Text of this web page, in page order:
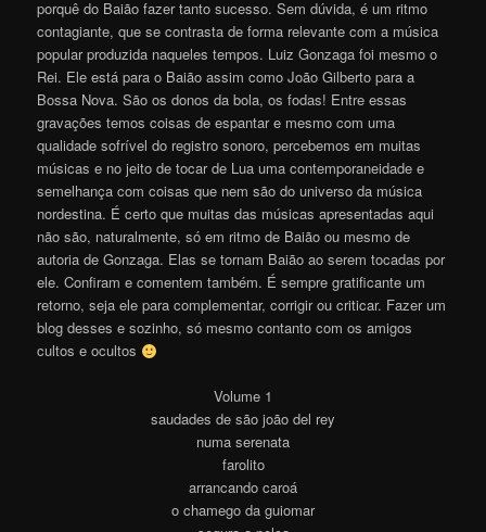
porquê do Baião fazer tanto sucesso. Sem dúvida, é um ritmo
contagiante, que se contrasta de forma relevante com a música
popular produzida naqueles tempos. Luiz Gonzaga foi mesmo o
Rei. Ele está para o Baião assim como João Gilberto para a
Bossa Nova. São os donos da bola, os fodas! Entre essas
gravações temos coisas de espantar e mesmo com uma
qualidade sofrível do registro sonoro, percebemos em muitas
músicas e no jeito de tocar de Lua uma contemporaneidade e
semelhança com coisas que nem são do universo da música
nordestina. É certo que muitas das músicas apresentadas aqui
não são, naturalmente, só em ritmo de Baião ou mesmo de
autoria de Gonzaga. Elas se tornam Baião ao serem tocadas por
ele. Confiram e comentem também. É sempre gratificante um
retorno, seja ele para complementar, corrigir ou criticar. Fazer um
blog desses e sozinho, só mesmo contanto com os amigos
cultos e ocultos
Volume 1
saudades de são joão del rey
numa serenata
farolito
arrancando caroá
o chamego da guiomar